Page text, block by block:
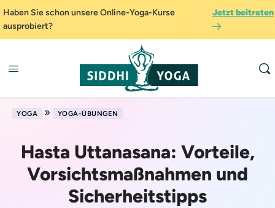
Haben Sie schon unsere Online-Yoga-Kurse
ausprobiert?
Jetzt beitreten
YOGA » YOGA-ÜBUNGEN
Hasta Uttanasana: Vorteile,
Vorsichtsmaßnahmen und
Sicherheitstipps